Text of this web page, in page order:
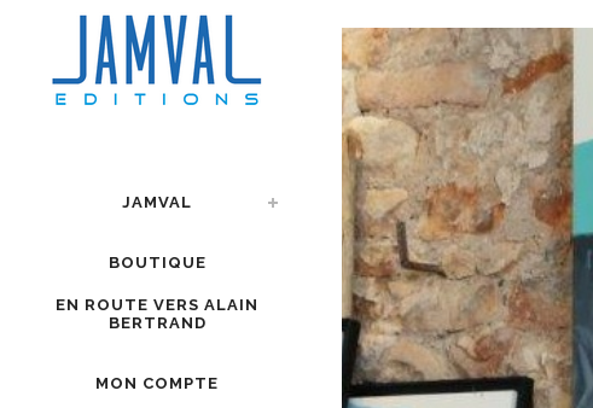
JAMVAL
BOUTIQUE
EN ROUTE VERS ALAIN
BERTRAND
MON COMPTE